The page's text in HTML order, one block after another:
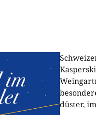
düster,